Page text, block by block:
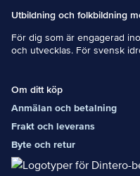
Utbildning och folkbildning
För dig som är engagerad
och utvecklas. För svensk
Om ditt köp
Anmälan och betalning
Frakt och leverans
Byte och retur